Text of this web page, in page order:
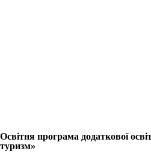
Освітня програма додаткової
туризм»